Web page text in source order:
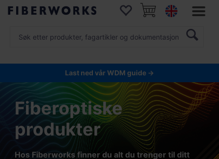
Last ned vår WDM guide →
Fiberoptiske
produkter
Hos Fiberworks finner du alt du trenger til ditt